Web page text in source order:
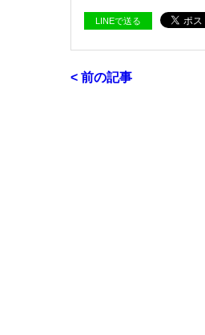
LINEで送る
< 前の記事